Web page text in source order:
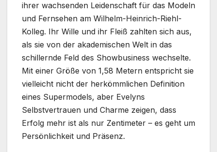
ihrer wachsenden Leidenschaft für das Modeln
und Fernsehen am Wilhelm-Heinrich-Riehl-
Kolleg. Ihr Wille und ihr Fleiß zahlten sich aus,
als sie von der akademischen Welt in das
schillernde Feld des Showbusiness wechselte.
Mit einer Größe von 1,58 Metern entspricht sie
vielleicht nicht der herkömmlichen Definition
eines Supermodels, aber Evelyns
Selbstvertrauen und Charme zeigen, dass
Erfolg mehr ist als nur Zentimeter – es geht um
Persönlichkeit und Präsenz.